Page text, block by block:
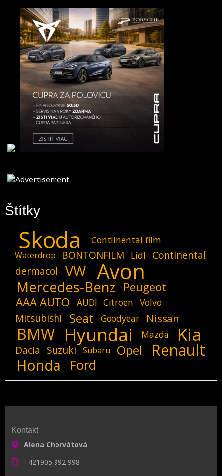
Štítky
Skoda Contiinental film
Waterdrop BONTONFILM Lidl
Continental
dermacol
VW Avon
Mercedes-Benz
Peugeot
AAA AUTO
AUDI Citroen Volvo
Mitsubishi Seat Goodyear Nissan
BMW Hyundai Mazda Kia
Dacia Suzuki Subaru Opel Renault
Honda Ford
Kontakt
Alena Chorvátová
+421905 992 998